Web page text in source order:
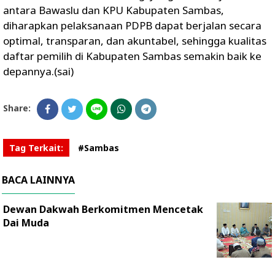
antara Bawaslu dan KPU Kabupaten Sambas,
diharapkan pelaksanaan PDPB dapat berjalan secara
optimal, transparan, dan akuntabel, sehingga kualitas
daftar pemilih di Kabupaten Sambas semakin baik ke
depannya.(sai)
Share:
Tag Terkait: #Sambas
BACA LAINNYA
Dewan Dakwah Berkomitmen Mencetak
Dai Muda